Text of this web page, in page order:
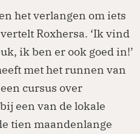
het verlangen om iets
Roxhersa. ‘Ik vind
ik ben er ook goed in!’
met het runnen van
cursus over
een van de lokale
tien maandenlange